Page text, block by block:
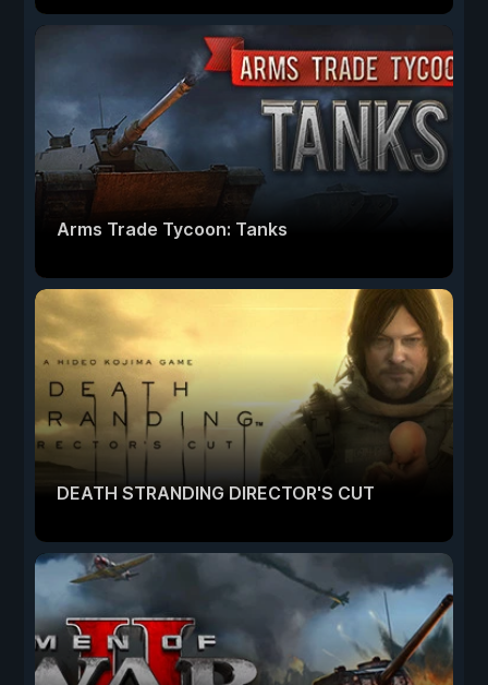
Arms Trade Tycoon: Tanks
DEATH STRANDING DIRECTOR'S CUT